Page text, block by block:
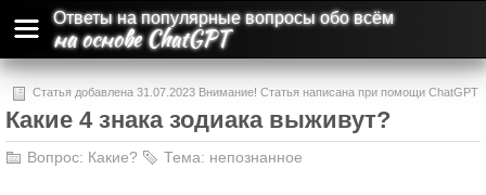
Ответы на популярные вопросы обо всём
на основе ChatGPT
Статья добавлена 31.07.2023 Внимание! Статья написана при помощи ChatGPT
и может содержать ошибки и неточности.
Какие 4 знака зодиака выживут?
Вопрос: Какие? Тема: непознанное